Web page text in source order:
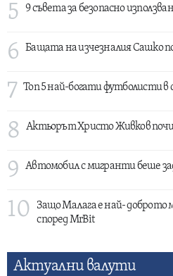
5 9 съвета за безопасно
6 Бащата на изчезналия Сашко
7 Топ 5 най-богати футболисти в
8 Актьорът Христо Живков
9 Автомобил с мигранти беше
10
Защо Малага е най- доброто
според MrBit
Актуални валути